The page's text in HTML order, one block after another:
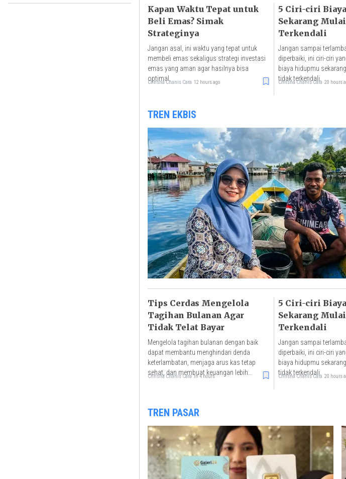
Kapan Waktu Tepat untuk
Beli Emas? Simak
Strateginya
Jangan asal, ini waktu yang tepat untuk
membeli emas sekaligus strategi investasi
emas yang aman agar hasilnya bisa
optimal.
Chrisna Chanis Cara 12 hours ago
5 Ciri-ciri
Sekarang
Terkendali
Jangan sampai
diperbaiki, ini ciri-ciri
biaya hidupmu
tidak terkendali.
Chrisna Chanis Cara 20 hours
TREN EKBIS
Tips Cerdas Mengelola
Tagihan Bulanan Agar
Tidak Telat Bayar
Mengelola tagihan bulanan dengan baik
dapat membantu menghindari denda
keterlambatan, menjaga arus kas tetap
sehat, dan membuat keuangan lebih
Chrisna Chanis Cara in 4 hours
5 Ciri-ciri
Sekarang
Terkendali
Jangan sampai
diperbaiki, ini ciri-ciri
biaya hidupmu
tidak terkendali.
Chrisna Chanis Cara 20 hours
TREN PASAR